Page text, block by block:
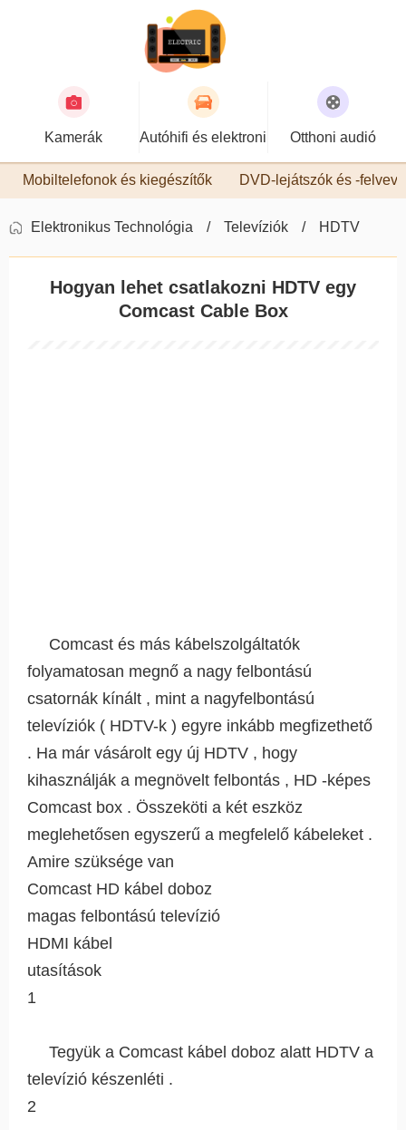
Kamerák Autóhifi és elektronika Otthoni audió
Mobiltelefonok és kiegészítők DVD-lejátszók és -
Elektronikus Technológia Televíziók HDTV
Hogyan lehet csatlakozni HDTV egy
Comcast Cable Box
Comcast és más kábelszolgáltatók
folyamatosan megnő a nagy felbontású
csatornák kínált , mint a nagyfelbontású
televíziók ( HDTV-k ) egyre inkább megfizethető
. Ha már vásárolt egy új HDTV , hogy
kihasználják a megnövelt felbontás , HD -képes
Comcast box . Összeköti a két eszköz
meglehetősen egyszerű a megfelelő kábeleket .
Amire szüksége van
Comcast HD kábel doboz
magas felbontású televízió
HDMI kábel
utasítások
1
Tegyük a Comcast kábel doboz alatt HDTV a
televízió készenléti .
2